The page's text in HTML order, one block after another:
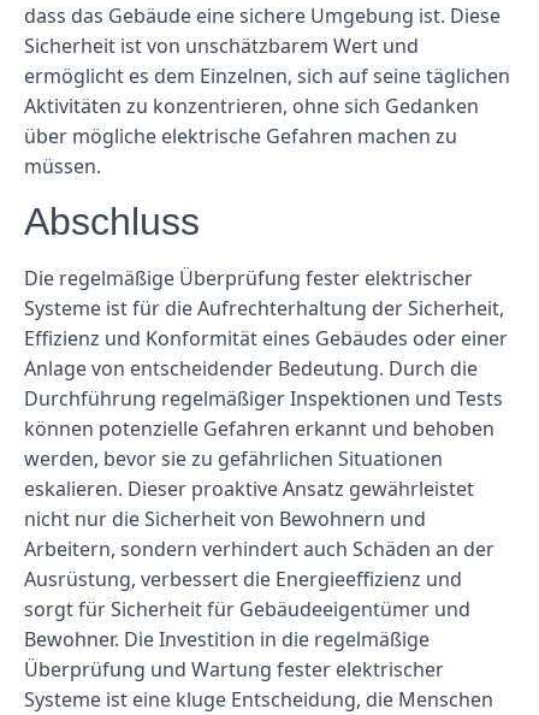
dass das Gebäude eine sichere Umgebung ist. Diese
Sicherheit ist von unschätzbarem Wert und
ermöglicht es dem Einzelnen, sich auf seine täglichen
Aktivitäten zu konzentrieren, ohne sich Gedanken
über mögliche elektrische Gefahren machen zu
müssen.
Abschluss
Die regelmäßige Überprüfung fester elektrischer
Systeme ist für die Aufrechterhaltung der Sicherheit,
Effizienz und Konformität eines Gebäudes oder einer
Anlage von entscheidender Bedeutung. Durch die
Durchführung regelmäßiger Inspektionen und Tests
können potenzielle Gefahren erkannt und behoben
werden, bevor sie zu gefährlichen Situationen
eskalieren. Dieser proaktive Ansatz gewährleistet
nicht nur die Sicherheit von Bewohnern und
Arbeitern, sondern verhindert auch Schäden an der
Ausrüstung, verbessert die Energieeffizienz und
sorgt für Sicherheit für Gebäudeeigentümer und
Bewohner. Die Investition in die regelmäßige
Überprüfung und Wartung fester elektrischer
Systeme ist eine kluge Entscheidung, die Menschen